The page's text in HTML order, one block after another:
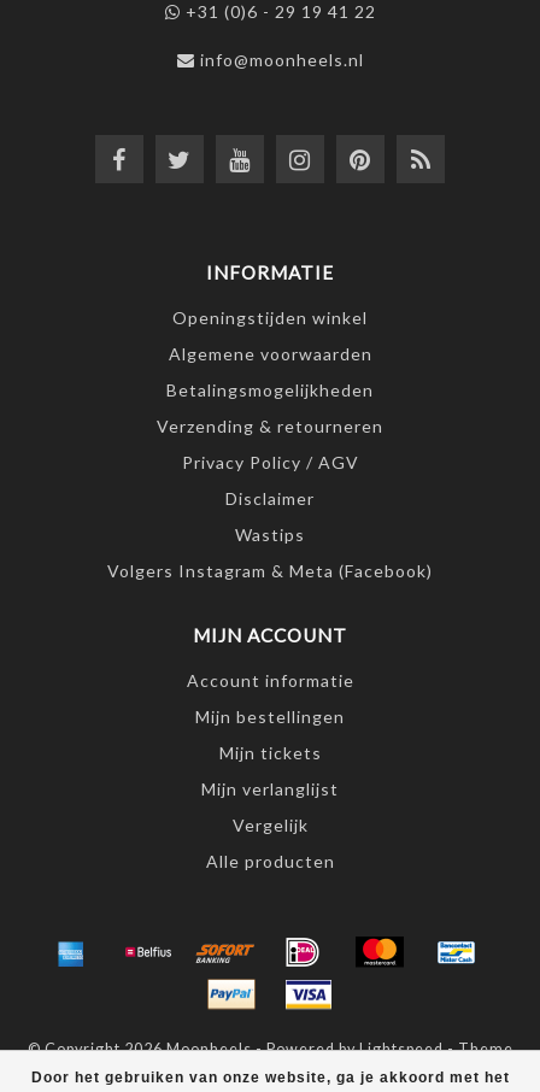
Door het gebruiken van onze website, ga je akkoord met het
+31 (0)6 - 29 19 41 22
info@moonheels.nl
INFORMATIE
Openingstijden winkel
Algemene voorwaarden
Betalingsmogelijkheden
Verzending & retourneren
Privacy Policy / AGV
Disclaimer
Wastips
Volgers Instagram & Meta (Facebook)
MIJN ACCOUNT
Account informatie
Mijn bestellingen
Mijn tickets
Mijn verlanglijst
Vergelijk
Alle producten
© Copyright 2026 Moonheels - Powered byLightspeed- Theme
byDyvelopment